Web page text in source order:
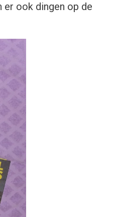
er ook dingen op de